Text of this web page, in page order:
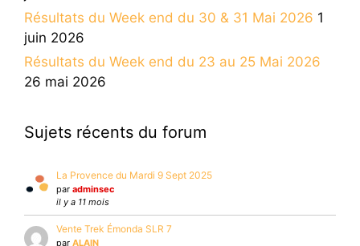
Résultats du Week end du 30 & 31 Mai 2026 1
juin 2026
Résultats du Week end du 23 au 25 Mai 2026
26 mai 2026
Sujets récents du forum
La Provence du Mardi 9 Sept 2025
par adminsec
il y a 11 mois
Vente Trek Émonda SLR 7
par ALAIN